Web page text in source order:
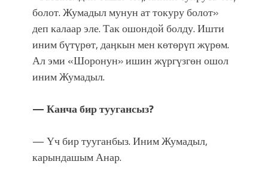
болот. Жумадыл мунун ат токуру болот»
деп калаар эле. Так ошондой болду. Ишти
иним бүтүрөт, даӊкын мен көтөрүп жүрөм.
Ал эми «Шоронун» ишин жүргүзгөн ошол
иним Жумадыл.
— Канча бир туугансыз?
— Үч бир тууганбыз. Иним Жумадыл,
карындашым Анар.